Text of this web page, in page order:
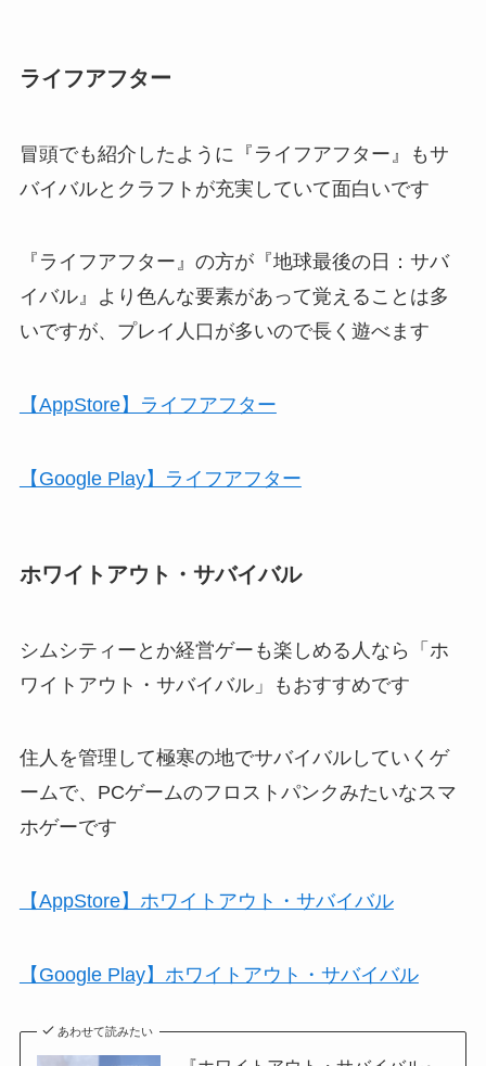
ライフアフター
冒頭でも紹介したように『ライフアフター』もサ
バイバルとクラフトが充実していて面白いです
『ライフアフター』の方が『地球最後の日：サバ
イバル』より色んな要素があって覚えることは多
いですが、プレイ人口が多いので長く遊べます
【AppStore】ライフアフター
【Google Play】ライフアフター
ホワイトアウト・サバイバル
シムシティーとか経営ゲーも楽しめる人なら「ホ
ワイトアウト・サバイバル」もおすすめです
住人を管理して極寒の地でサバイバルしていくゲ
ームで、PCゲームのフロストパンクみたいなスマ
ホゲーです
【AppStore】ホワイトアウト・サバイバル
【Google Play】ホワイトアウト・サバイバル
あわせて読みたい